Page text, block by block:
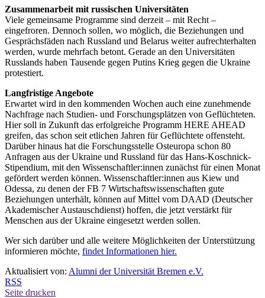
Zusammenarbeit mit russischen Universitäten
Viele gemeinsame Programme sind derzeit – mit Recht –
eingefroren. Dennoch sollen, wo möglich, die Beziehungen und
Gesprächsfäden nach Russland und Belarus weiter aufrechterhalten
werden, wurde mehrfach betont. Gerade an den Universitäten
Russlands haben Tausende gegen Putins Krieg gegen die Ukraine
protestiert.
Langfristige Angebote
Erwartet wird in den kommenden Wochen auch eine zunehmende
Nachfrage nach Studien- und Forschungsplätzen von Geflüchteten.
Hier soll in Zukunft das erfolgreiche Programm HERE AHEAD
greifen, das schon seit etlichen Jahren für Geflüchtete offensteht.
Darüber hinaus hat die Forschungsstelle Osteuropa schon 80
Anfragen aus der Ukraine und Russland für das Hans-Koschnick-
Stipendium, mit den Wissenschaftler:innen zunächst für einen Monat
gefördert werden können. Wissenschaftler:innen aus Kiew und
Odessa, zu denen der FB 7 Wirtschaftswissenschaften gute
Beziehungen unterhält, können auf Mittel vom DAAD (Deutscher
Akademischer Austauschdienst) hoffen, die jetzt verstärkt für
Menschen aus der Ukraine eingesetzt werden sollen.
Wer sich darüber und alle weitere Möglichkeiten der Unterstützung
informieren möchte, findet Informationen hier.
Aktualisiert von: Alumni der Universität Bremen e.V.
RSS
Seite drucken